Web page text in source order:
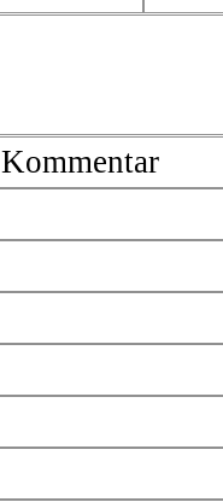
Kommentar